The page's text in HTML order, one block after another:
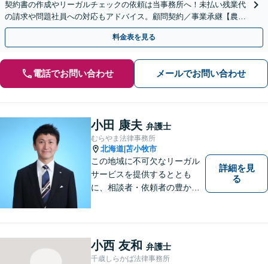
契約書の作成やリーガルチェックの依頼は当事務所へ！未払い残業代
の請求や問題社員への対応もアドバイス。顧問契約／事業承継【農業
業界の顧問実績あり】
料金表を見る
電話でお問い合わせ メールでお問い合わせ
小田 康夫 弁護士
むらやま法律事務所
北海道 苫小牧市
この地域に不可欠なリーガル
サービスを提供するととも
に、相談者・依頼者の豊かな
士小田康夫）
詳細を見
る
小西 友和 弁護士
千歳しらかば法律事務所